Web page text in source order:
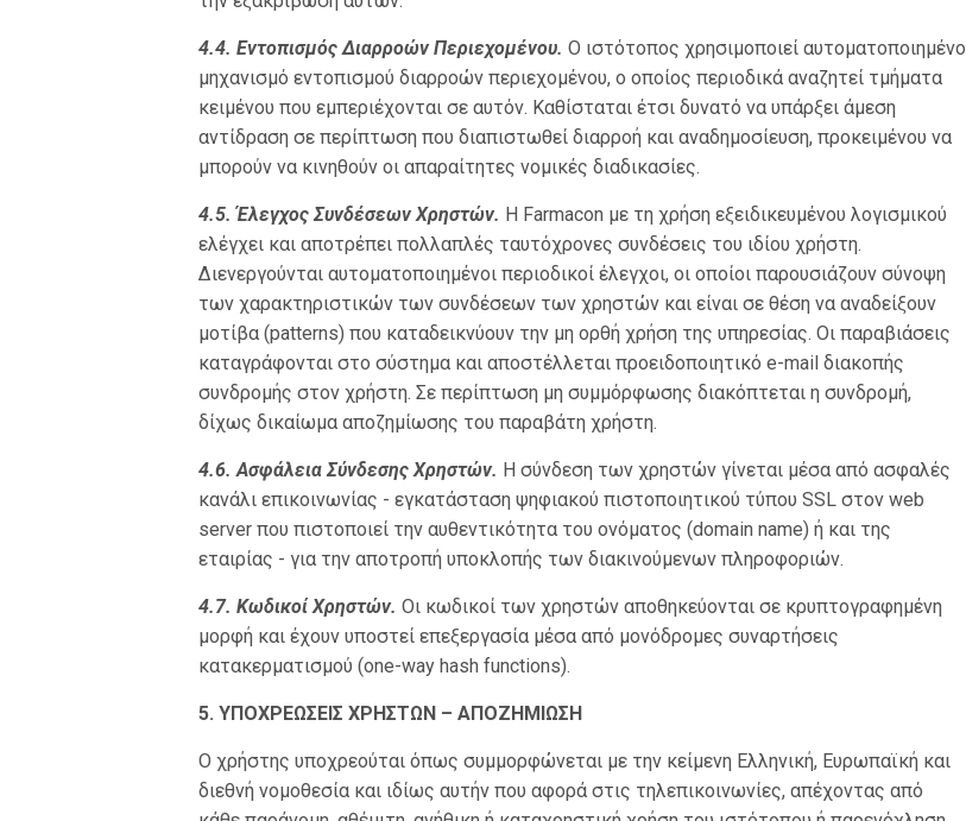
4.4. Εντοπισμός Διαρροών Περιεχομένου. Ο ιστότοπος χρησιμοποιεί αυτοματοποιημένο
μηχανισμό εντοπισμού διαρροών περιεχομένου, ο οποίος περιοδικά αναζητεί τμήματα
κειμένου που εμπεριέχονται σε αυτόν. Καθίσταται έτσι δυνατό να υπάρξει άμεση
αντίδραση σε περίπτωση που διαπιστωθεί διαρροή και αναδημοσίευση, προκειμένου να
μπορούν να κινηθούν οι απαραίτητες νομικές διαδικασίες.
4.5. Έλεγχος Συνδέσεων Χρηστών. Η Farmacon με τη χρήση εξειδικευμένου λογισμικού
ελέγχει και αποτρέπει πολλαπλές ταυτόχρονες συνδέσεις του ιδίου χρήστη.
Διενεργούνται αυτοματοποιημένοι περιοδικοί έλεγχοι, οι οποίοι παρουσιάζουν σύνοψη
των χαρακτηριστικών των συνδέσεων των χρηστών και είναι σε θέση να αναδείξουν
μοτίβα (patterns) που καταδεικνύουν την μη ορθή χρήση της υπηρεσίας. Οι παραβιάσεις
καταγράφονται στο σύστημα και αποστέλλεται προειδοποιητικό e-mail διακοπής
συνδρομής στον χρήστη. Σε περίπτωση μη συμμόρφωσης διακόπτεται η συνδρομή,
δίχως δικαίωμα αποζημίωσης του παραβάτη χρήστη.
4.6. Ασφάλεια Σύνδεσης Χρηστών. Η σύνδεση των χρηστών γίνεται μέσα από ασφαλές
κανάλι επικοινωνίας - εγκατάσταση ψηφιακού πιστοποιητικού τύπου SSL στον web
server που πιστοποιεί την αυθεντικότητα του ονόματος (domain name) ή και της
εταιρίας - για την αποτροπή υποκλοπής των διακινούμενων πληροφοριών.
4.7. Κωδικοί Χρηστών. Οι κωδικοί των χρηστών αποθηκεύονται σε κρυπτογραφημένη
μορφή και έχουν υποστεί επεξεργασία μέσα από μονόδρομες συναρτήσεις
κατακερματισμού (one-way hash functions).
5. ΥΠΟΧΡΕΩΣΕΙΣ ΧΡΗΣΤΩΝ – ΑΠΟΖΗΜΙΩΣΗ
Ο χρήστης υποχρεούται όπως συμμορφώνεται με την κείμενη Ελληνική, Ευρωπαϊκή και
διεθνή νομοθεσία και ιδίως αυτήν που αφορά στις τηλεπικοινωνίες, απέχοντας από